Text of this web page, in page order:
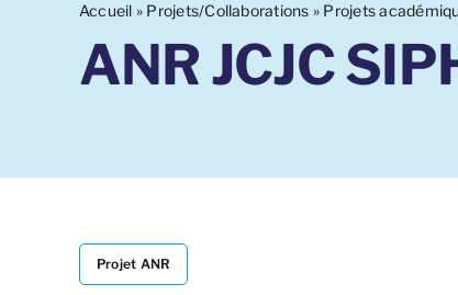
Accueil » Projets/Collaborations » Projets
ANR JCJC
Projet ANR